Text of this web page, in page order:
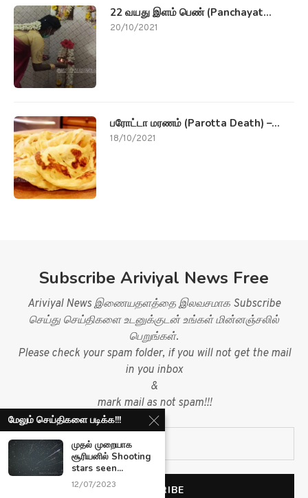
22 வயது இளம் பெண் (Panchayat...
20/10/2021
பரோட்டா மரணம் (Parotta Death) –...
18/10/2021
Subscribe Ariviyal News Free
Ariviyal News இணையதளத்தை இலவசமாக Subscribe
செய்து செய்திகளை உடனுக்குடன் உங்கள் மின்னஞ்சலில்
பெறுங்கள்.
Please check your spam folder, if you will not get the mail
in you inbox
&
mark mail as not spam!!!
மேலும் செய்திகளை படிக்க!!!
முதல் முறையாக
சூரியனில் Shooting
stars seen...
12/07/2023